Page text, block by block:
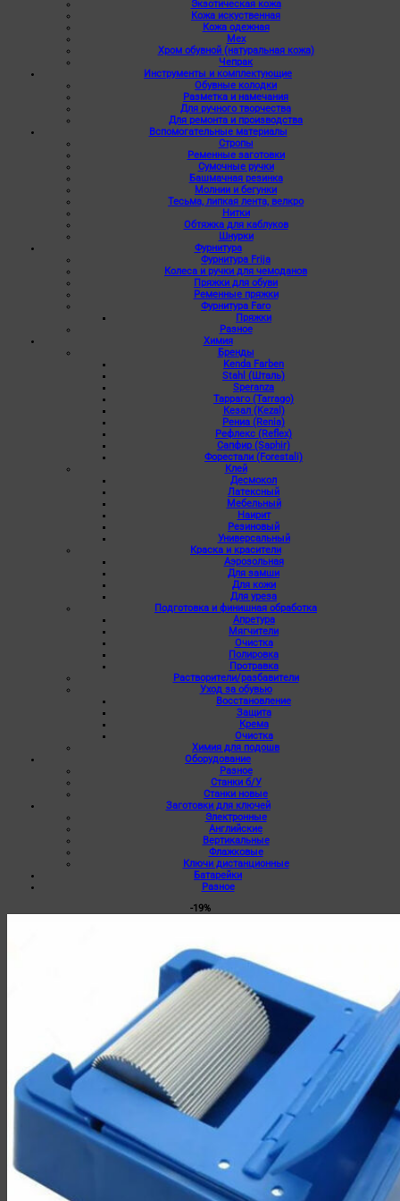
Экзотическая кожа
Кожа искуственная
Кожа одежная
Мех
Хром обувной (натуральная кожа)
Чепрак
Инструменты и комплектующие
Обувные колодки
Разметка и намечания
Для ручного творчества
Для ремонта и производства
Вспомогательные материалы
Стропы
Ременные заготовки
Сумочные ручки
Башмачная резинка
Молнии и бегунки
Тесьма, липкая лента, велкро
Нитки
Обтяжка для каблуков
Шнурки
Фурнитура
Фурнитура Frija
Колеса и ручки для чемоданов
Пряжки для обуви
Ременные пряжки
Фурнитура Faro
Пряжки
Разное
Химия
Бренды
Kenda Farben
Stahl (Шталь)
Speranza
Тарраго (Tarrago)
Кезал (Kezal)
Рениа (Renia)
Рефлекс (Reflex)
Сапфир (Saphir)
Форестали (Forestali)
Клей
Десмокол
Латексный
Мебельный
Наирит
Резиновый
Универсальный
Краска и красители
Аэрозольная
Для замши
Для кожи
Для уреза
Подготовка и финишная обработка
Апретура
Мягчители
Очистка
Полировка
Протравка
Растворители/разбавители
Уход за обувью
Восстановление
Защита
Крема
Очистка
Химия для подошв
Оборудование
Разное
Станки б/У
Станки новые
Заготовки для ключей
Электронные
Английские
Вертикальные
Флажковые
Ключи дистанционные
Батарейки
Разное
-19%